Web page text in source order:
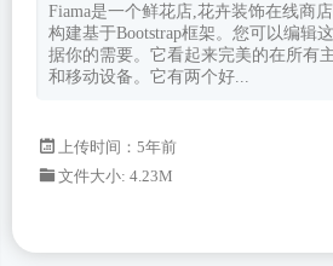
Fiama是一个鲜花店,花卉装饰在线商
构建基于Bootstrap框架。您可以编辑
据你的需要。它看起来完美的在所有
和移动设备。它有两个好...
上传时间：5年前
文件大小: 4.23M